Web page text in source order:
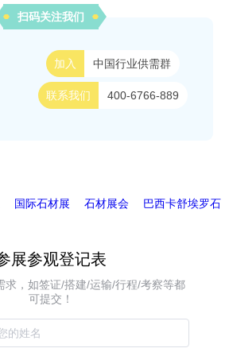
扫码关注我们
加入 中国行业供需群
联系我们 400-6766-889
国际石材展 石材展会
巴西卡舒埃罗石